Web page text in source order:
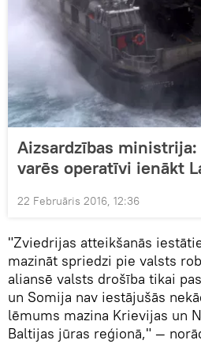
Aizsardzības ministrija:
varēs operatīvi ienākt
22 Februāris 2016, 12:36
"Zviedrijas atteikšanās
mazināt spriedzi pie valsts
aliansē valsts drošība tikai
un Somija nav iestājušās
lēmums mazina Krievijas un
Baltijas jūras reģionā," —